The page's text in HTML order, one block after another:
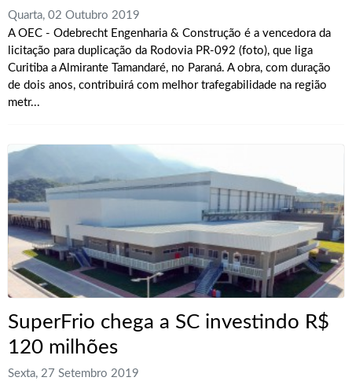
Quarta, 02 Outubro 2019
A OEC - Odebrecht Engenharia & Construção é a vencedora da
licitação para duplicação da Rodovia PR-092 (foto), que liga
Curitiba a Almirante Tamandaré, no Paraná. A obra, com duração
de dois anos, contribuirá com melhor trafegabilidade na região
metr...
SuperFrio chega a SC investindo R$
120 milhões
Sexta, 27 Setembro 2019